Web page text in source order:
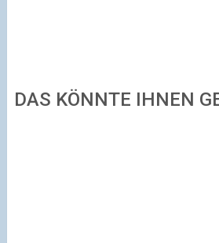
DAS KÖNNTE IHNEN